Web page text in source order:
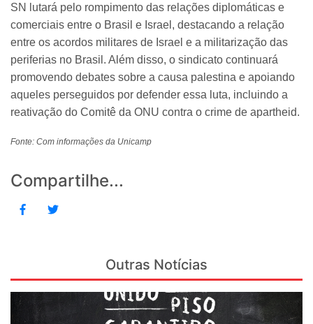
SN lutará pelo rompimento das relações diplomáticas e
comerciais entre o Brasil e Israel, destacando a relação
entre os acordos militares de Israel e a militarização das
periferias no Brasil. Além disso, o sindicato continuará
promovendo debates sobre a causa palestina e apoiando
aqueles perseguidos por defender essa luta, incluindo a
reativação do Comitê da ONU contra o crime de apartheid.
Fonte: Com informações da Unicamp
Compartilhe...
Outras Notícias